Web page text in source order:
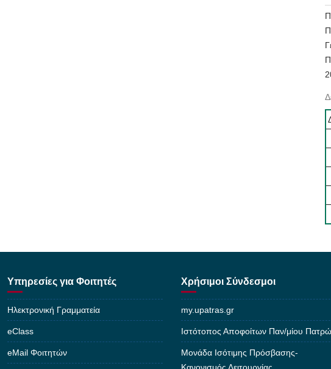
Υπηρεσίες για Φοιτητές
Ηλεκτρονική Γραμματεία
eClass
eMail Φοιτητών
Χρήσιμοι Σύνδεσμοι
my.upatras.gr
Ιστότοπος Αποφοίτων Παν/μίου
Μονάδα Ισότιμης Πρόσβασης-